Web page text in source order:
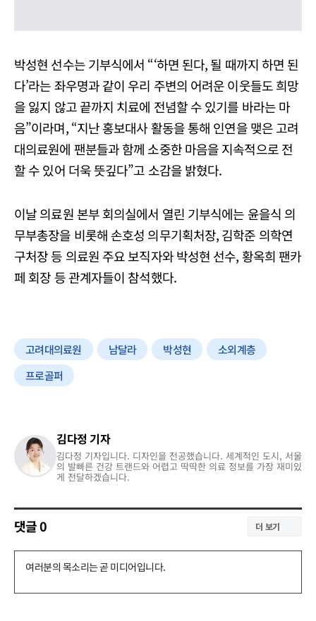
박성현 선수는 기부식에서 “‘하면 된다, 될 때까지 하면 된
다’라는 좌우명과 같이 우리 주변의 어려운 이웃들도 희망
을 잃지 않고 끝까지 치료에 전념할 수 있기를 바라는 마
음”이라며, “지난 홍보대사 활동을 통해 인연을 맺은 고려
대의료원에 팬분들과 함께 소중한 마음을 지속적으로 전
할 수 있어 더욱 뜻깊다”고 소감을 밝혔다.
이날 의료원 본부 회의실에서 열린 기부식에는 윤을식 의
무부총장을 비롯해 손호성 의무기획처장, 김학준 의학연
구처장 등 의료원 주요 보직자와 박성현 선수, 황옥희 팬카
페 회장 등 관계자들이 참석했다.
고려대의료원 남달라 박성현
소외계층
프로골퍼
김다정 기자
김다정 기자입니다. 디자인을 전공했습니다. 세계적인 도시, 서울
의 발빠른 건강 트랜드와 어렵고 딱딱한 의료 정보를 가장 재미있
게 전달하겠습니다.
댓글0 더 보기
댓